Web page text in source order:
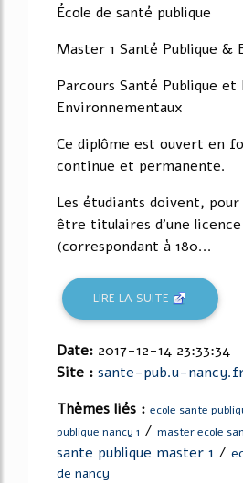
École de santé publique
Master 1 Santé Publique &
Parcours Santé Publique et
Environnementaux
Ce diplôme est ouvert en
continue et permanente.
Les étudiants doivent,
être titulaires d'une licence
(correspondant à 180...
LIRE LA SUITE
Date: 2017-12-14 23:33:34
Site : sante-pub.u-
Thèmes liés : ecole sante
publique nancy 1 / master ecole
sante publique master 1 /
de nancy